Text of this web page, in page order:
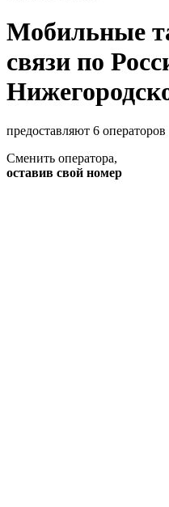
Мобильные
связи по
предоставляют 6 операторов
Сменить оператора,
оставив свой номер